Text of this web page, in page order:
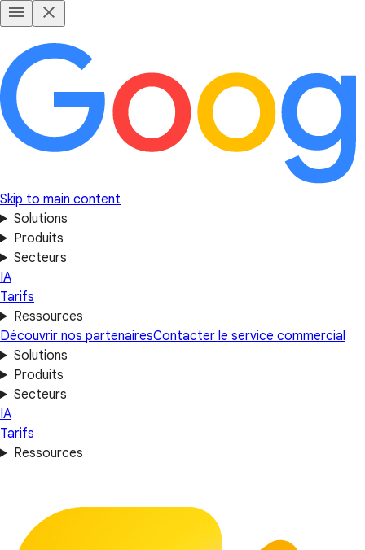
Skip to main content
Solutions
Produits
Secteurs
IA
Tarifs
Ressources
Découvrir nos partenairesContacter le service commercial
Solutions
Produits
Secteurs
IA
Tarifs
Ressources